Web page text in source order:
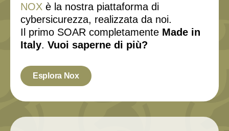
NOX è la nostra piattaforma di
cybersicurezza, realizzata da noi.
Il primo SOAR completamente Made in
Italy. Vuoi saperne di più?
Esplora Nox